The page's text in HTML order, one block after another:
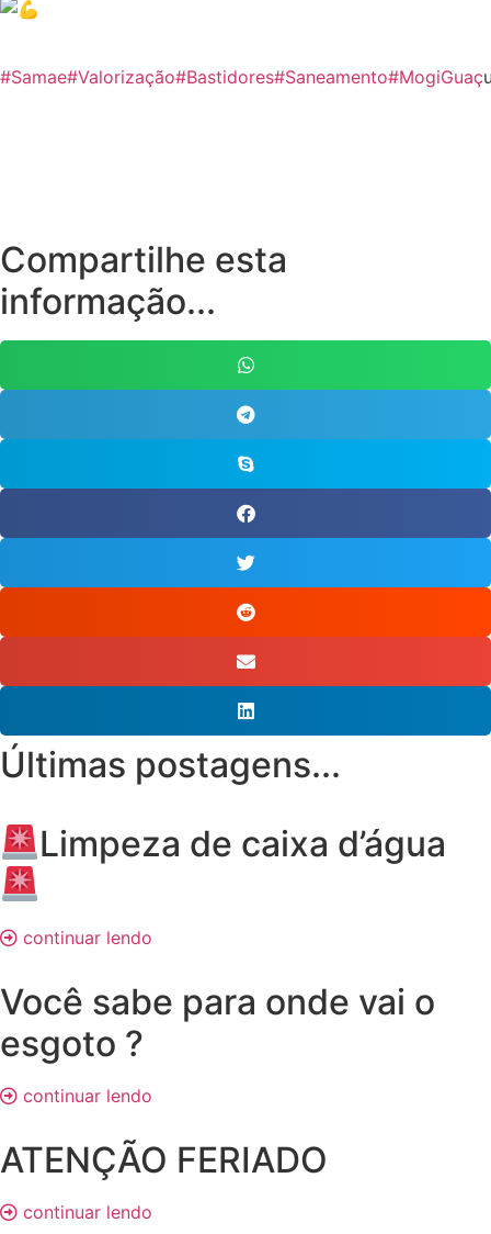
#Samae#Valorização#Bastidores#Saneamento#MogiGuaç
Compartilhe esta
informação...
Últimas postagens...
Limpeza de caixa d’água
continuar lendo
Você sabe para onde vai o
esgoto ?
continuar lendo
ATENÇÃO FERIADO
continuar lendo